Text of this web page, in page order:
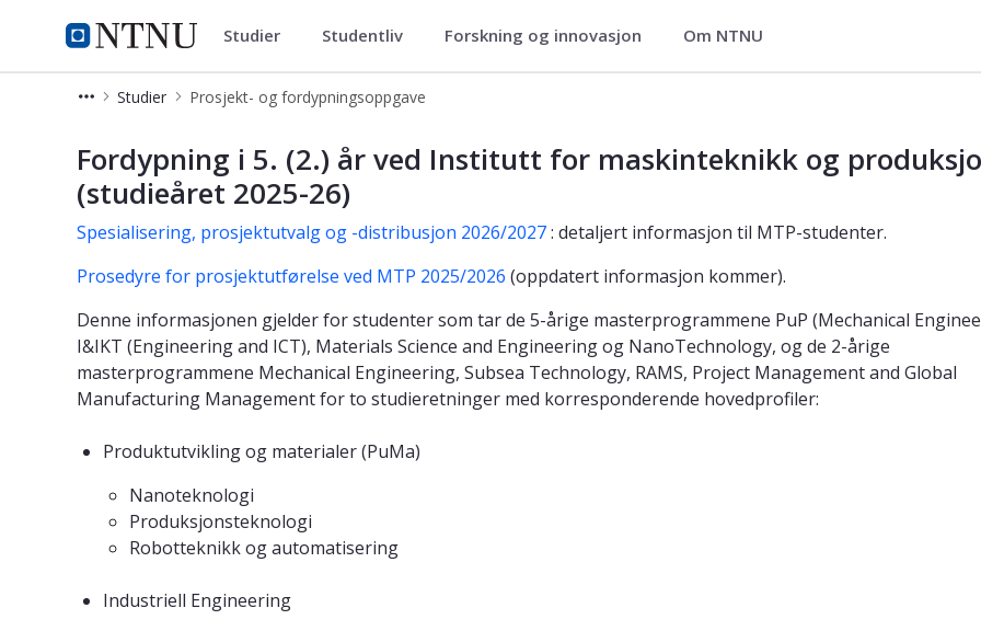
NTNU Hjemmeside
Institutt for maskinteknikk og produksjon
Studier Studentliv Forskning og innovasjon Om NTNU
Studier Prosjekt- og fordypningsoppgave
Fordypning i 5. (2.) år ved Institutt for maskinteknikk og
(studieåret 2025-26)
Spesialisering, prosjektutvalg og -distribusjon 2026/2027: detaljert informasjon til MTP-studenter.
Prosedyre for prosjektutførelse ved MTP 2025/2026 (oppdatert informasjon kommer).
Denne informasjonen gjelder for studenter som tar de 5-årige masterprogrammene PuP (Mechanical
I&IKT (Engineering and ICT), Materials Science and Engineering og NanoTechnology, og de 2-årige
masterprogrammene Mechanical Engineering, Subsea Technology, RAMS, Project Management and Global
Manufacturing Management for to studieretninger med korresponderende hovedprofiler:
Produktutvikling og materialer (PuMa)
Nanoteknologi
Produksjonsteknologi
Robotteknikk og automatisering
Industriell Engineering